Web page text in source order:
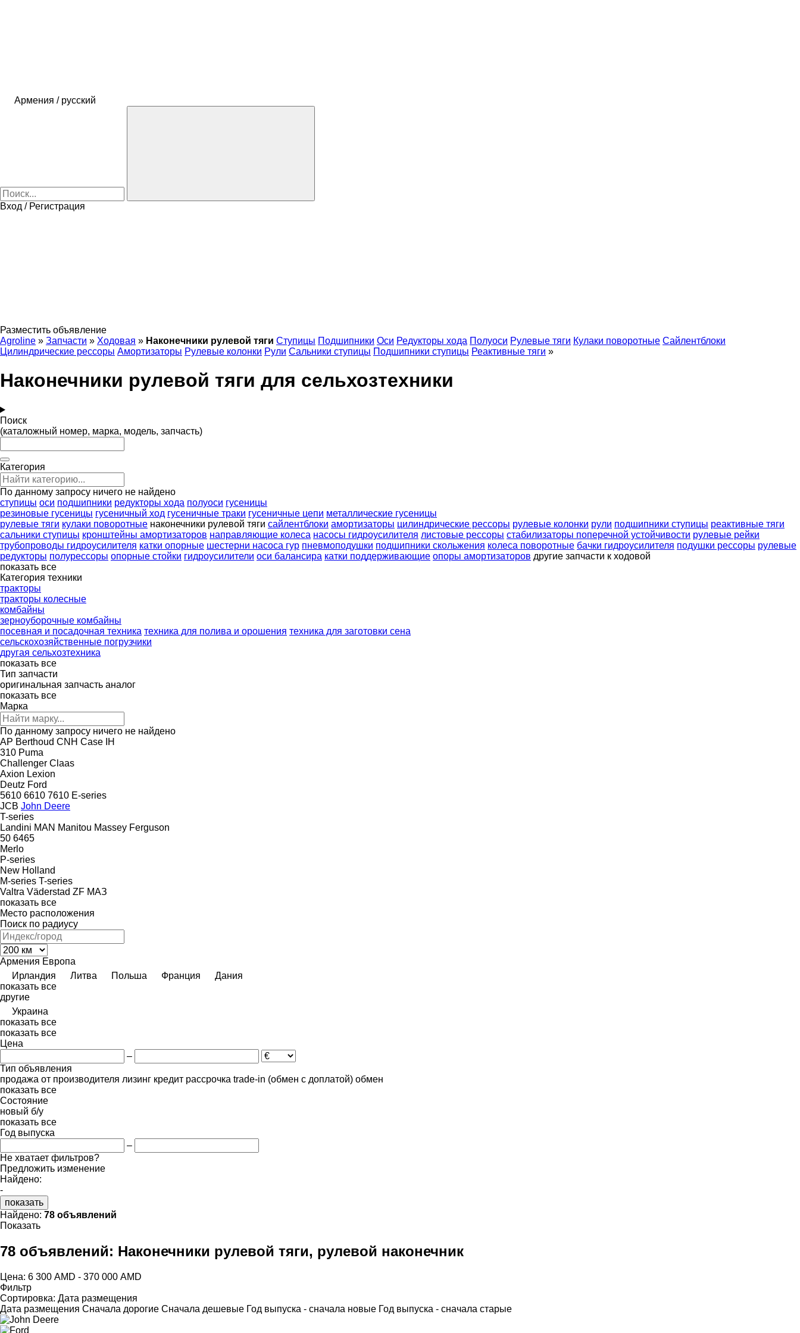
Армения / русский
Вход / Регистрация
Разместить объявление
Agroline » Запчасти » Ходовая » Наконечники рулевой тяги Ступицы Подшипники Оси Редукторы хода Полуоси Рулевые тяги Кулаки поворотные Сайлентблоки
Цилиндрические рессоры Амортизаторы Рулевые колонки Рули Сальники ступицы Подшипники ступицы Реактивные тяги »
Наконечники рулевой тяги для сельхозтехники
Поиск
(каталожный номер, марка, модель, запчасть)
Категория
По данному запросу ничего не найдено
ступицы оси подшипники редукторы хода полуоси гусеницы
резиновые гусеницы гусеничный ход гусеничные траки гусеничные цепи металлические гусеницы
рулевые тяги кулаки поворотные наконечники рулевой тяги сайлентблоки амортизаторы цилиндрические рессоры рулевые колонки рули подшипники ступицы реактивные тяги
сальники ступицы кронштейны амортизаторов направляющие колеса насосы гидроусилителя листовые рессоры стабилизаторы поперечной устойчивости рулевые рейки
трубопроводы гидроусилителя катки опорные шестерни насоса гур пневмоподушки подшипники скольжения колеса поворотные бачки гидроусилителя подушки рессоры рулевые
редукторы полурессоры опорные стойки гидроусилители оси балансира катки поддерживающие опоры амортизаторов другие запчасти к ходовой
показать все
Категория техники
тракторы
тракторы колесные
комбайны
зерноуборочные комбайны
посевная и посадочная техника техника для полива и орошения техника для заготовки сена
сельскохозяйственные погрузчики
другая сельхозтехника
показать все
Тип запчасти
оригинальная запчасть аналог
показать все
Марка
По данному запросу ничего не найдено
AP Berthoud CNH Case IH
310 Puma
Challenger Claas
Axion Lexion
Deutz Ford
5610 6610 7610 E-series
JCB John Deere
T-series
Landini MAN Manitou Massey Ferguson
50 6465
Merlo
P-series
New Holland
M-series T-series
Valtra Väderstad ZF МАЗ
показать все
Место расположения
Поиск по радиусу
Армения Европа
Ирландия
Литва Польша Франция
Дания
показать все
другие
Украина
показать все
показать все
Цена
–
Тип объявления
продажа от производителя лизинг кредит рассрочка trade-in (обмен с доплатой) обмен
показать все
Состояние
новый б/у
показать все
Год выпуска
–
Не хватает фильтров?
Предложить изменение
Найдено:
-
показать
Найдено: 78 объявлений
Показать
78 объявлений: Наконечники рулевой тяги, рулевой наконечник
Цена: 6 300 AMD - 370 000 AMD
Фильтр
Сортировка: Дата размещения
Дата размещения Сначала дорогие Сначала дешевые Год выпуска - сначала новые Год выпуска - сначала старые